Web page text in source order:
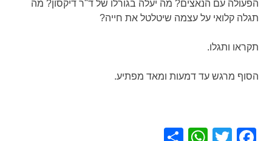
הפעולה עם הנאצים? מה יעלה בגורלו של ד"ר דיקסון? מה
תגלה קלואי על עצמה שיטלטל את חייה?
תקראו ותגלו.
הסוף מרגש עד דמעות ומאד מפתיע.